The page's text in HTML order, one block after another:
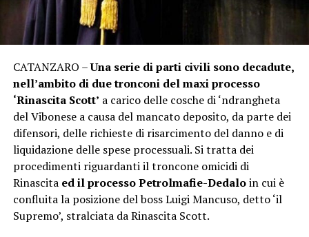
CATANZARO –Una serie di parti civili sono decadute,
nell’ambito di due tronconi del maxi processo
‘Rinascita Scott’ a carico delle cosche di ‘ndrangheta
del Vibonese a causa del mancato deposito, da parte dei
difensori, delle richieste di risarcimento del danno e di
liquidazione delle spese processuali. Si tratta dei
procedimenti riguardanti il troncone omicidi di
Rinascita ed il processo Petrolmafie-Dedaloin cui è
confluita la posizione del boss Luigi Mancuso, detto ‘il
Supremo’, stralciata da Rinascita Scott.